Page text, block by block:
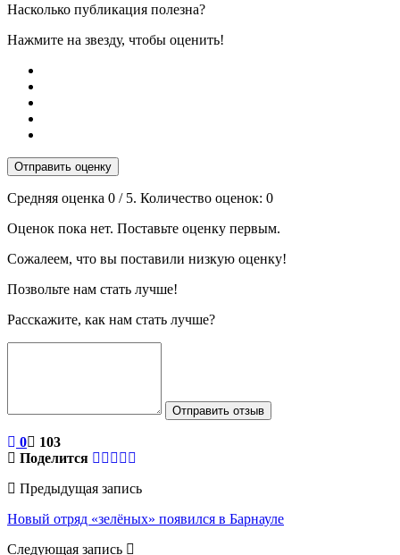
Насколько публикация полезна?
Нажмите на звезду, чтобы оценить!
Отправить оценку
Средняя оценка 0 / 5. Количество оценок: 0
Оценок пока нет. Поставьте оценку первым.
Сожалеем, что вы поставили низкую оценку!
Позвольте нам стать лучше!
Расскажите, как нам стать лучше?
Отправить отзыв
0
103
Поделится
Предыдущая запись
Новый отряд «зелёных» появился в Барнауле
Следующая запись